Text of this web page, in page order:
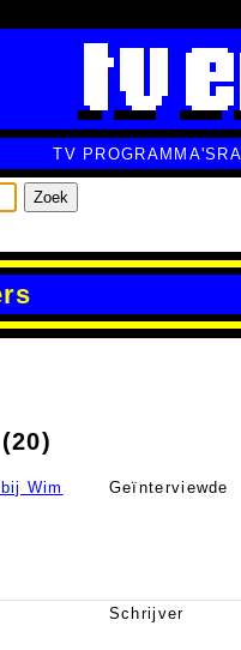
TV PROGRAMMA'S
Zoek
Wim
Geïnterviewde
Schrijver